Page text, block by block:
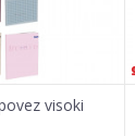
visoki